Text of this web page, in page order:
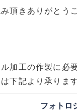
頂きありがとう
加工の作製に必
下記より承りま
フォトロ